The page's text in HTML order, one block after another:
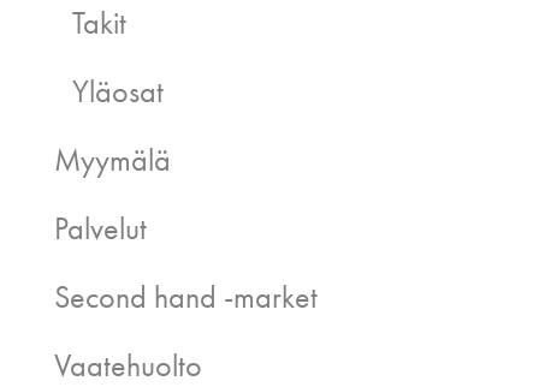
Takit
Yläosat
Myymälä
Palvelut
Second hand -market
Vaatehuolto